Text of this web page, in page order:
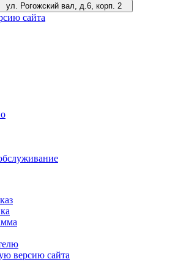
ул. Рогожский вал, д.6, корп. 2
сайта
версию сайта